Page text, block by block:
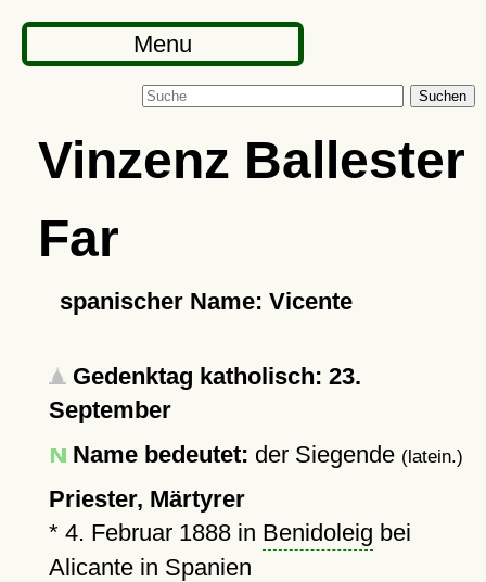
Menu
Suchen
Vinzenz Ballester
Far
spanischer Name: Vicente
Gedenktag katholisch: 23.
September
Name bedeutet: der Siegende (latein.)
Priester, Märtyrer
* 4. Februar 1888in Benidoleig bei
Alicante in Spanien